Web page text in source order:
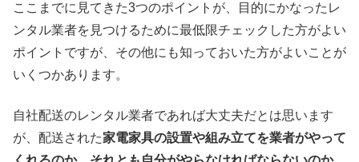
ここまでに見てきた3つのポイントが、目的にかなったレ
ンタル業者を見つけるために最低限チェックした方がよい
ポイントですが、その他にも知っておいた方がよいことが
いくつかあります。
自社配送のレンタル業者であれば大丈夫だとは思います
が、配送された家電家具の設置や組み立てを業者がやって